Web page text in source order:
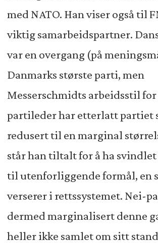
med NATO. Han viser også til
viktig samarbeidspartner.
var en overgang (på
Danmarks største parti, men
Messerschmidts arbeidsstil
partileder har etterlatt partiet
redusert til en marginal
står han tiltalt for å ha
til utenforliggende formål, en
verserer i rettssystemet. Nei-
dermed marginalisert denne
heller ikke samlet om sitt